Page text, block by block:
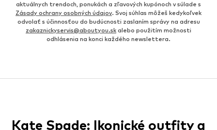
aktuálnych trendoch, ponukách a zľavových kupónoch v súlade s
Zásady ochrany osobných údajov. Svoj súhlas môžeš kedykoľvek
odvolať s účinnosťou do budúcnosti zaslaním správy na adresu
zakaznickyservis@aboutyou.sk alebo použitím možnosti
odhlásenia na konci každého newslettera.
Kate Spade: Ikonické outfity a